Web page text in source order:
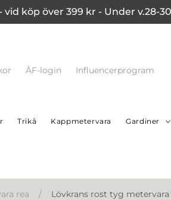
- vid köp över 399 kr - Under
ÅF-login Influencerprogram
Trikå Kappmetervara Gardiner
rea / Lövkrans rost tyg metervara